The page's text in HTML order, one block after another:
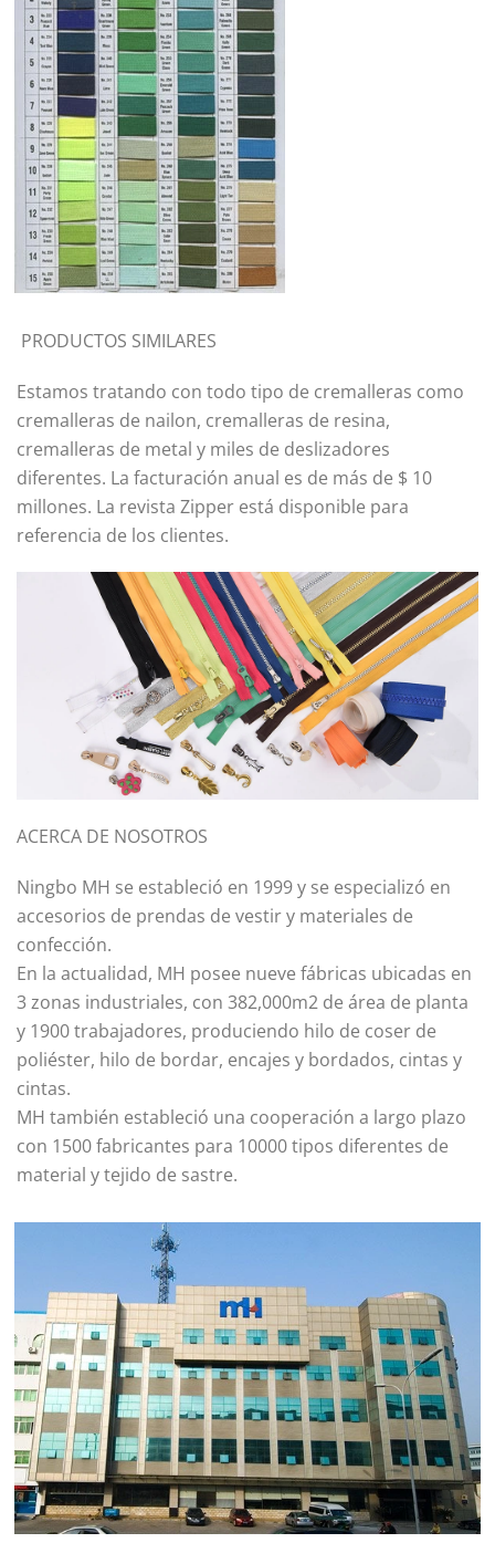
PRODUCTOS SIMILARES
Estamos tratando con todo tipo de cremalleras como
cremalleras de nailon, cremalleras de resina,
cremalleras de metal y miles de deslizadores
diferentes. La facturación anual es de más de $ 10
millones. La revista Zipper está disponible para
referencia de los clientes.
ACERCA DE NOSOTROS
Ningbo MH se estableció en 1999 y se especializó en
accesorios de prendas de vestir y materiales de
confección.
En la actualidad, MH posee nueve fábricas ubicadas en
3 zonas industriales, con 382,000m2 de área de planta
y 1900 trabajadores, produciendo hilo de coser de
poliéster, hilo de bordar, encajes y bordados, cintas y
cintas.
MH también estableció una cooperación a largo plazo
con 1500 fabricantes para 10000 tipos diferentes de
material y tejido de sastre.